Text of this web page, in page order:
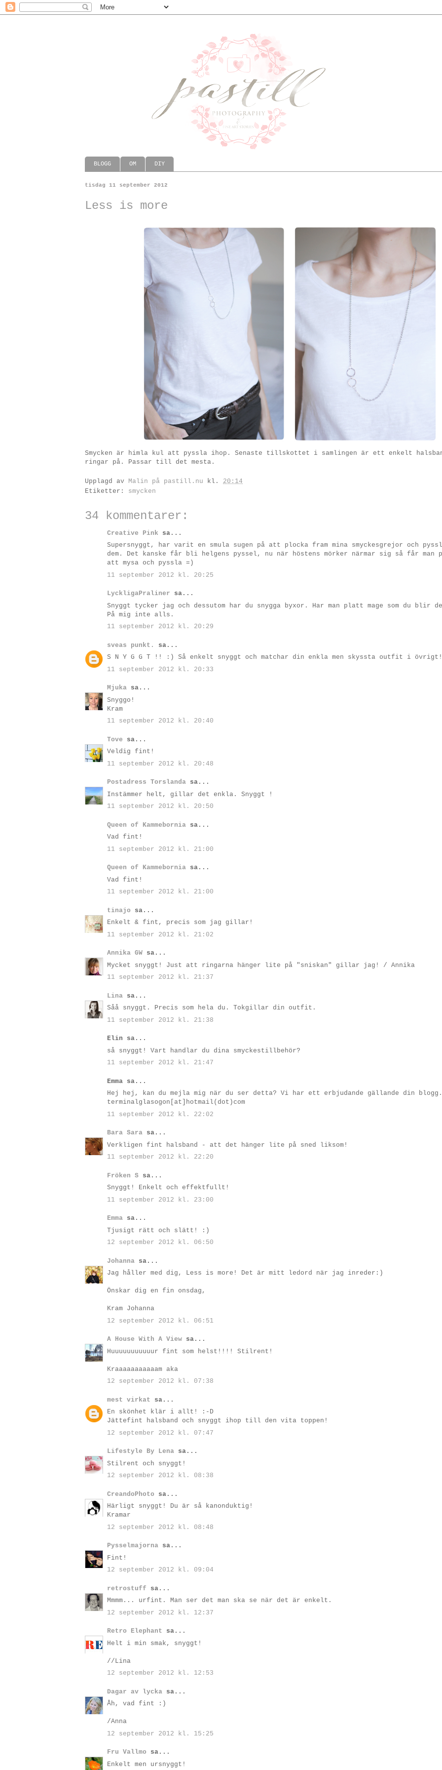
BLOGG OM DIY
tisdag 11 september 2012
Less is more
Smycken är himla kul att pyssla ihop. Senaste tillskottet i samlingen är ett enkelt
ringar på. Passar till det mesta.
Upplagd av Malin på pastill.nu kl. 20:14
Etiketter: smycken
34 kommentarer:
Creative Pink sa...
Supersnyggt, har varit en smula sugen på att plocka fram mina smyckesgrejor och
dem. Det kanske får bli helgens pyssel, nu när höstens mörker närmar sig så får man
att mysa och pyssla =)
11 september 2012 kl. 20:25
LyckligaPraliner sa...
Snyggt tycker jag och dessutom har du snygga byxor. Har man platt mage som du blir
På mig inte alls.
11 september 2012 kl. 20:29
sveas punkt.
sa...
S N Y G G T !! :) Så enkelt snyggt och matchar din enkla men skyssta outfit i övrigt!
11 september 2012 kl. 20:33
Mjuka sa...
Snyggo!
Kram
11 september 2012 kl. 20:40
Tove sa...
Veldig fint!
11 september 2012 kl. 20:48
Postadress Torslanda sa...
Instämmer helt, gillar det enkla. Snyggt !
11 september 2012 kl. 20:50
Queen of Kammebornia sa...
Vad fint!
11 september 2012 kl. 21:00
Queen of Kammebornia sa...
Vad fint!
11 september 2012 kl. 21:00
tinajo sa...
Enkelt & fint, precis som jag gillar!
11 september 2012 kl. 21:02
Annika GW sa...
Mycket snyggt! Just att ringarna hänger lite på "sniskan" gillar jag! / Annika
11 september 2012 kl. 21:37
Lina sa...
Såå snyggt. Precis som hela du. Tokgillar din outfit.
11 september 2012 kl. 21:38
Elin sa...
så snyggt! Vart handlar du dina smyckestillbehör?
11 september 2012 kl. 21:47
Emma sa...
Hej hej, kan du mejla mig när du ser detta? Vi har ett erbjudande gällande din blogg.
terminalglasogon[at]hotmail(dot)com
11 september 2012 kl. 22:02
Bara Sara sa...
Verkligen fint halsband - att det hänger lite på sned liksom!
11 september 2012 kl. 22:20
Fröken S sa...
Snyggt! Enkelt och effektfullt!
11 september 2012 kl. 23:00
Emma sa...
Tjusigt rätt och slätt! :)
12 september 2012 kl. 06:50
Johanna sa...
Jag håller med dig, Less is more! Det är mitt ledord när jag inreder:)
Önskar dig en fin onsdag,
Kram Johanna
12 september 2012 kl. 06:51
A House With A View sa...
Huuuuuuuuuuur fint som helst!!!! Stilrent!
Kraaaaaaaaaaam aka
12 september 2012 kl. 07:38
mest virkat sa...
En skönhet klär i allt! :-D
Jättefint halsband och snyggt ihop till den vita toppen!
12 september 2012 kl. 07:47
Lifestyle By Lena sa...
Stilrent och snyggt!
12 september 2012 kl. 08:38
CreandoPhoto sa...
Härligt snyggt! Du är så kanonduktig!
Kramar
12 september 2012 kl. 08:48
Pysselmajorna sa...
Fint!
12 september 2012 kl. 09:04
retrostuff sa...
Mmmm... urfint. Man ser det man ska se när det är enkelt.
12 september 2012 kl. 12:37
Retro Elephant sa...
Helt i min smak, snyggt!
//Lina
12 september 2012 kl. 12:53
Dagar av lycka sa...
Åh, vad fint :)
/Anna
12 september 2012 kl. 15:25
Fru Vallmo sa...
Enkelt men ursnyggt!